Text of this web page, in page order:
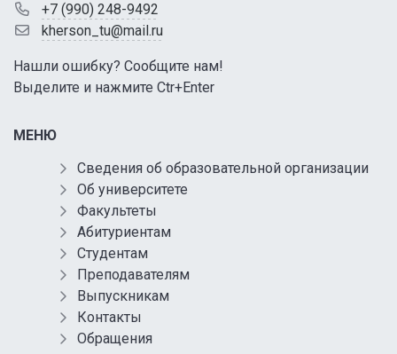
+7 (990) 248-9492
kherson_tu@mail.ru
Нашли ошибку? Сообщите нам!
Выделите и нажмите Ctr+Enter
МЕНЮ
Сведения об образовательной организации
Об университете
Факультеты
Абитуриентам
Студентам
Преподавателям
Выпускникам
Контакты
Обращения